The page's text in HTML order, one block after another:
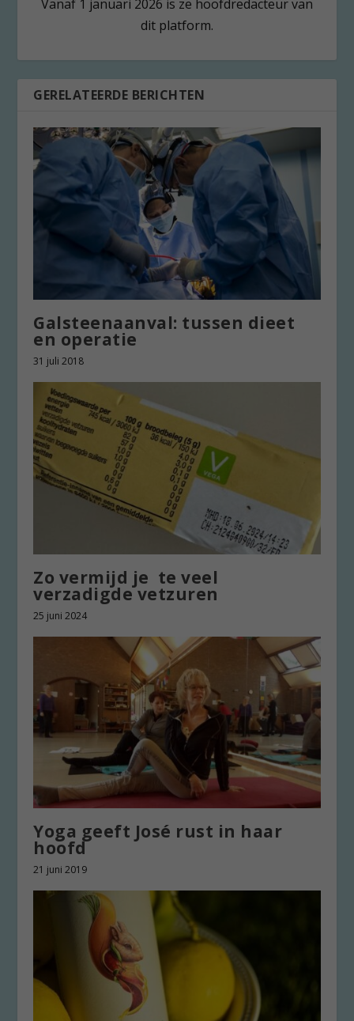
Vanaf 1 januari 2026 is ze hoofdredacteur van
dit platform.
GERELATEERDE BERICHTEN
Galsteenaanval: tussen dieet
en operatie
31 juli 2018
Zo vermijd je te veel
verzadigde vetzuren
25 juni 2024
Yoga geeft José rust in haar
hoofd
21 juni 2019